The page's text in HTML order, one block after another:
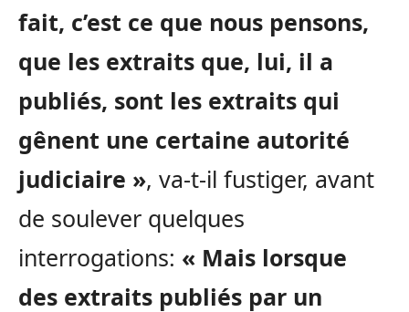
fait, c’est ce que nous pensons,
que les extraits que, lui, il a
publiés, sont les extraits qui
gênent une certaine autorité
judiciaire », va-t-il fustiger, avant
de soulever quelques
interrogations: « Mais lorsque
des extraits publiés par un